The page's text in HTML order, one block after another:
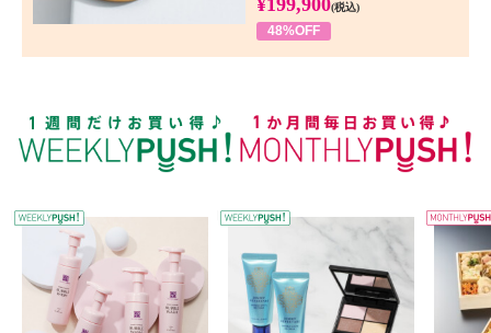
¥199,900(税込)
48%OFF
WEEKLY PUSH